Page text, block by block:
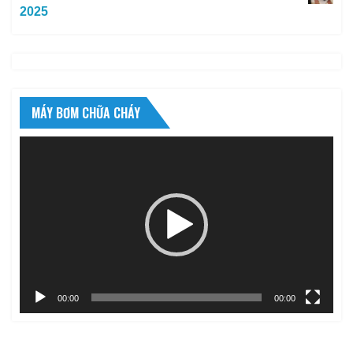
2025
MÁY BƠM CHỮA CHÁY
00:00 00:00